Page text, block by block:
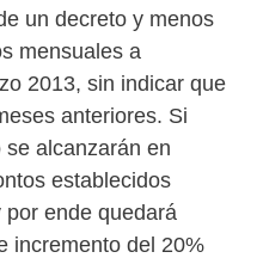
un decreto y menos
mensuales a
2013, sin indicar que
anteriores. Si
alcanzarán en
establecidos
ende quedará
incremento del 20%